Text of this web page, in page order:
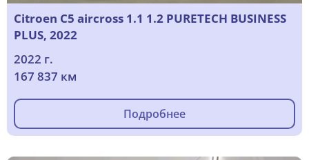
Citroen C5 aircross 1.1 1.2 PURETECH BUSINESS
PLUS, 2022
2022 г.
167 837 км
Подробнее